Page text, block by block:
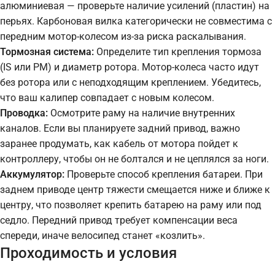
алюминиевая — проверьте наличие усилений (пластин) на
перьях. Карбоновая вилка категорически не совместима с
передним мотор-колесом из-за риска раскалывания.
Тормозная система: Определите тип крепления тормоза
(IS или PM) и диаметр ротора. Мотор-колеса часто идут
без ротора или с неподходящим креплением. Убедитесь,
что ваш калипер совпадает с новым колесом.
Проводка: Осмотрите раму на наличие внутренних
каналов. Если вы планируете задний привод, важно
заранее продумать, как кабель от мотора пойдет к
контроллеру, чтобы он не болтался и не цеплялся за ноги.
Аккумулятор: Проверьте способ крепления батареи. При
заднем приводе центр тяжести смещается ниже и ближе к
центру, что позволяет крепить батарею на раму или под
седло. Передний привод требует компенсации веса
спереди, иначе велосипед станет «козлить».
Проходимость и условия